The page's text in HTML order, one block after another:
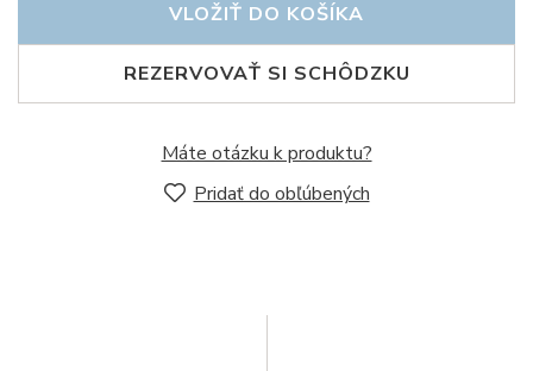
REZERVOVAŤ SI SCHÔDZKU
VLOŽIŤ DO KOŠÍKA
Máte otázku k produktu?
Pridať do obľúbených